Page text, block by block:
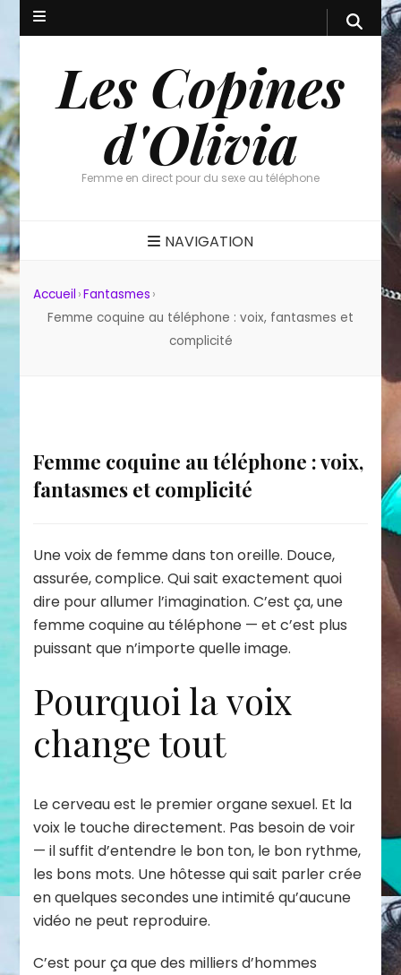
Les Copines
d'Olivia
Femme en direct pour du sexe au téléphone
NAVIGATION
Accueil ›Fantasmes ›
Femme coquine au téléphone : voix, fantasmes et
complicité
Femme coquine au téléphone : voix,
fantasmes et complicité
Une voix de femme dans ton oreille. Douce,
assurée, complice. Qui sait exactement quoi
dire pour allumer l’imagination. C’est ça, une
femme coquine au téléphone — et c’est plus
puissant que n’importe quelle image.
Pourquoi la voix
change tout
Le cerveau est le premier organe sexuel. Et la
voix le touche directement. Pas besoin de voir
— il suffit d’entendre le bon ton, le bon rythme,
les bons mots. Une hôtesse qui sait parler crée
en quelques secondes une intimité qu’aucune
vidéo ne peut reproduire.
C’est pour ça que des milliers d’hommes